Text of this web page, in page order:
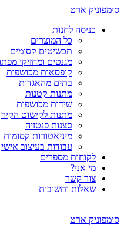
סימפוניק ארט
כניסה לחנות
כל המוצרים
תכשיטים קסומים
מגנטים ומחזיקי
קופסאות מכושפות
בתים מהאגדות
מתנות קטנות
שידות מכושפות
מתנות לקישוט הקיר
סצנות פנטזיה
מיניאטורות קסומות
עבודות בעיצוב אישי
לקוחות מספרים
מי אני?
צור קשר
שאלות ותשובות
סימפוניק ארט